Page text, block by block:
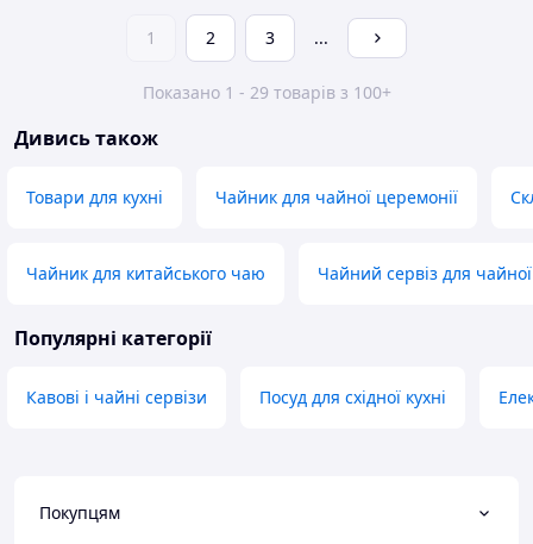
1 2 3 ...
Показано 1 - 29 товарів з 100+
Дивись також
Товари для кухні Чайник для чайної церемонії
Чайник для китайського чаю Чайний сервіз для
Популярні категорії
Кавові і чайні сервізи Посуд для східної кухні
Покупцям